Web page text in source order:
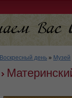
Воскресный день » Музей